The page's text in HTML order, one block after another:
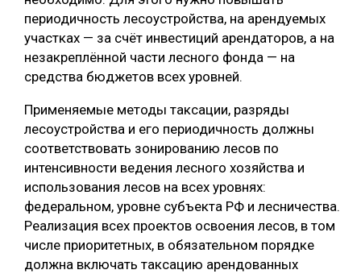
периодичность лесоустройства, на арендуемых
участках — за счёт инвестиций арендаторов, а на
незакреплённой части лесного фонда — на
средства бюджетов всех уровней.
Применяемые методы таксации, разряды
лесоустройства и его периодичность должны
соответствовать зонированию лесов по
интенсивности ведения лесного хозяйства и
использования лесов на всех уровнях:
федеральном, уровне субъекта РФ и лесничества.
Реализация всех проектов освоения лесов, в том
числе приоритетных, в обязательном порядке
должна включать таксацию арендованных